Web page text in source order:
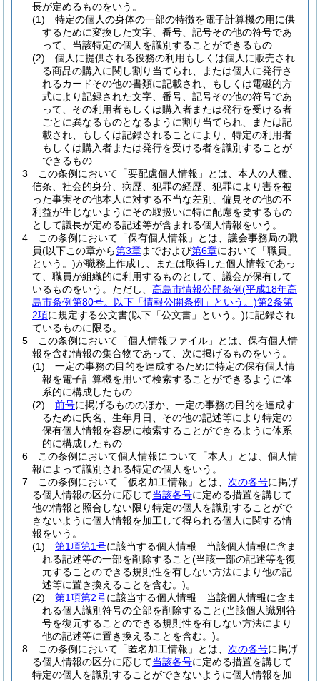
長が定めるものをいう。
(1)
特定の個人の身体の一部の特徴を電子計算機の用に供
するために変換した文字、番号、記号その他の符号であ
って、当該特定の個人を識別することができるもの
(2)
個人に提供される役務の利用もしくは個人に販売され
る商品の購入に関し割り当てられ、または個人に発行さ
れるカードその他の書類に記載され、もしくは電磁的方
式により記録された文字、番号、記号その他の符号であ
って、その利用者もしくは購入者または発行を受ける者
ごとに異なるものとなるように割り当てられ、または記
載され、もしくは記録されることにより、特定の利用者
もしくは購入者または発行を受ける者を識別することが
できるもの
3
この条例において「要配慮個人情報」とは、本人の人種、
信条、社会的身分、病歴、犯罪の経歴、犯罪により害を被
った事実その他本人に対する不当な差別、偏見その他の不
利益が生じないようにその取扱いに特に配慮を要するもの
として議長が定める記述等が含まれる個人情報をいう。
4
この条例において「保有個人情報」とは、議会事務局の職
員(以下この章から第3章までおよび第6章において「職員」
という。)が職務上作成し、または取得した個人情報であっ
て、職員が組織的に利用するものとして、議会が保有して
いるものをいう。 ただし、 高島市情報公開条例(平成18年高
島市条例第80号。以下「情報公開条例」という。)第2条第
2項に規定する公文書(以下「公文書」という。)に記録され
ているものに限る。
5
この条例において「個人情報ファイル」とは、保有個人情
報を含む情報の集合物であって、次に掲げるものをいう。
(1)
一定の事務の目的を達成するために特定の保有個人情
報を電子計算機を用いて検索することができるように体
系的に構成したもの
(2)
前号に掲げるもののほか、一定の事務の目的を達成す
るために氏名、生年月日、その他の記述等により特定の
保有個人情報を容易に検索することができるように体系
的に構成したもの
6
この条例において個人情報について「本人」とは、個人情
報によって識別される特定の個人をいう。
7
この条例において「仮名加工情報」とは、 次の各号に掲げ
る個人情報の区分に応じて当該各号に定める措置を講じて
他の情報と照合しない限り特定の個人を識別することがで
きないように個人情報を加工して得られる個人に関する情
報をいう。
(1)
第1項第1号に該当する個人情報 当該個人情報に含ま
れる記述等の一部を削除すること(当該一部の記述等を復
元することのできる規則性を有しない方法により他の記
述等に置き換えることを含む。)。
(2)
第1項第2号に該当する個人情報 当該個人情報に含ま
れる個人識別符号の全部を削除すること(当該個人識別符
号を復元することのできる規則性を有しない方法により
他の記述等に置き換えることを含む。)。
8
この条例において「匿名加工情報」とは、 次の各号に掲げ
る個人情報の区分に応じて当該各号に定める措置を講じて
特定の個人を識別することができないように個人情報を加